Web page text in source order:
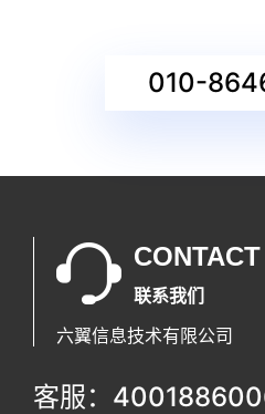
010-
CONTACT
联系我们
六翼信息技术有限公司
客服：